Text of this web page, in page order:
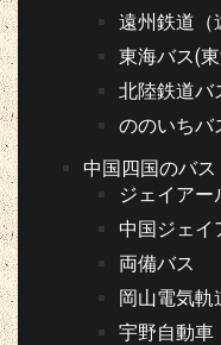
遠州鉄道（
東海バス(
北陸鉄道バ
ののいちバ
中国四国のバス
ジェイアー
中国ジェイ
両備バス
岡山電気軌
宇野自動車